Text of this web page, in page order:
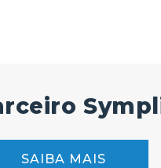
SAIBA MAIS